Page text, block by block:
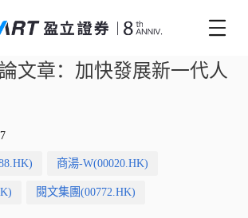
文章：加快發展新一代人
商湯-W(00020.HK)
閱文集團(00772.HK)